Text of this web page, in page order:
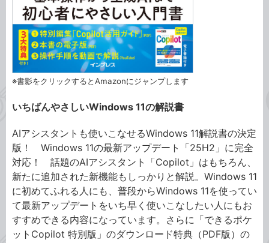
※書影をクリックするとAmazonにジャンプします
いちばんやさしいWindows 11の解説書
AIアシスタントも使いこなせるWindows 11解説書の決定
版！ Windows 11の最新アップデート「25H2」に完全
対応！ 話題のAIアシスタント「Copilot」はもちろん、
新たに追加された新機能もしっかりと解説。Windows 11
に初めてふれる人にも、普段からWindows 11を使ってい
て最新アップデートをいち早く使いこなしたい人にもお
すすめできる内容になっています。さらに「できるポケ
ットCopilot 特別版」のダウンロード特典（PDF版）の